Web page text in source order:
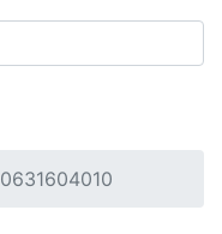
0631604010